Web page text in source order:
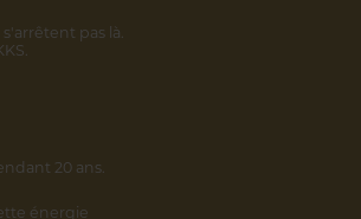
pas là.
20 ans.
énergie